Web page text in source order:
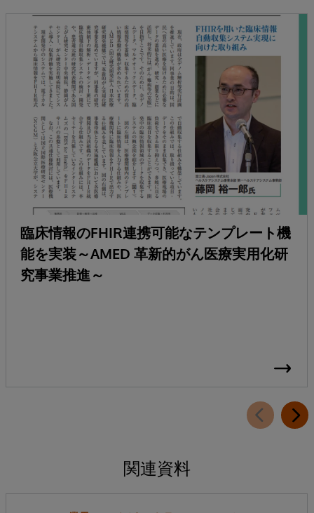
臨床情報のFHIR連携可能なテンプレート機
能を実装～AMED 革新的がん医療実用化研
究事業推進～
関連資料